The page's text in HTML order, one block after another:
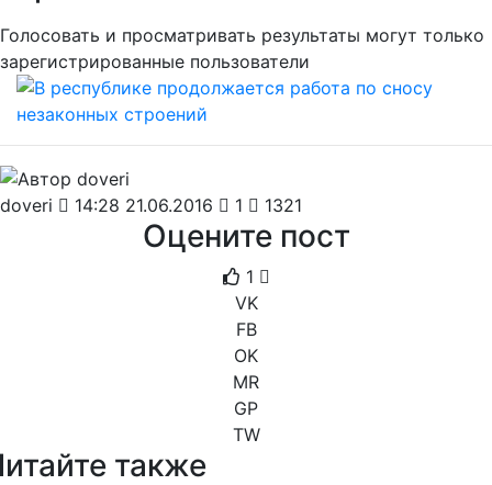
Голосовать и просматривать результаты могут только
зарегистрированные пользователи
doveri 14:28 21.06.2016 1 1321
Оцените пост
1
VK
FB
OK
MR
GP
TW
также